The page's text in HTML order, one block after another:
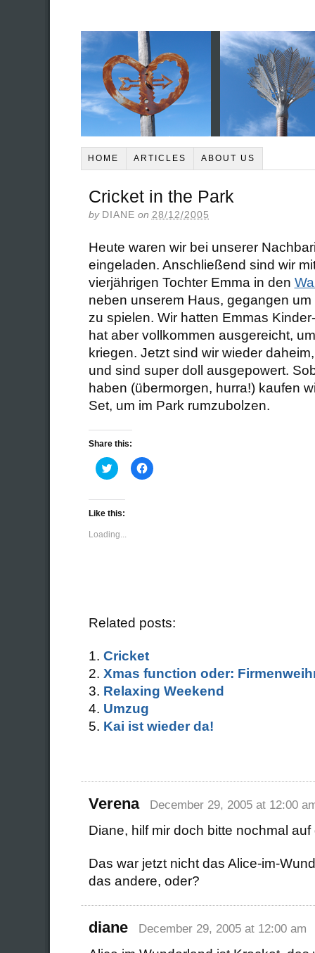
HOME ARTICLES ABOUT US
Cricket in the Park
by DIANE on 28/12/2005
Heute waren wir bei unserer
eingeladen. Anschließend sind wir
vierjährigen Tochter Emma in den
neben unserem Haus, gegangen
zu spielen. Wir hatten Emmas
hat aber vollkommen ausgereicht,
kriegen. Jetzt sind wir wieder
und sind super doll ausgepowert.
haben (übermorgen, hurra!) kaufen
Set, um im Park rumzubolzen.
Share this:
Click
to
Twitter
(Opens
new
window)
Click
to
Like this:
Loading...
Related posts:
Cricket
Xmas function oder:
Relaxing Weekend
Umzug
Kai ist wieder da!
Verena December 29, 2005 at 12:00
Diane, hilf mir doch bitte nochmal
Das war jetzt nicht das Alice-im-
das andere, oder?
diane December 29, 2005 at 12:00 am